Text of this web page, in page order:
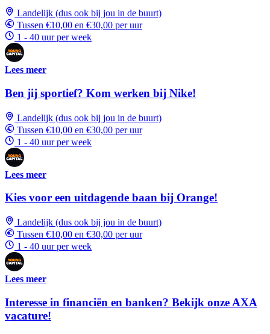
Landelijk (dus ook bij jou in de buurt)
Tussen €10,00 en €30,00 per uur
1 - 40 uur per week
Lees meer
Ben jij sportief? Kom werken bij Nike!
Landelijk (dus ook bij jou in de buurt)
Tussen €10,00 en €30,00 per uur
1 - 40 uur per week
Lees meer
Kies voor een uitdagende baan bij Orange!
Landelijk (dus ook bij jou in de buurt)
Tussen €10,00 en €30,00 per uur
1 - 40 uur per week
Lees meer
Interesse in financiën en banken? Bekijk onze AXA
vacature!